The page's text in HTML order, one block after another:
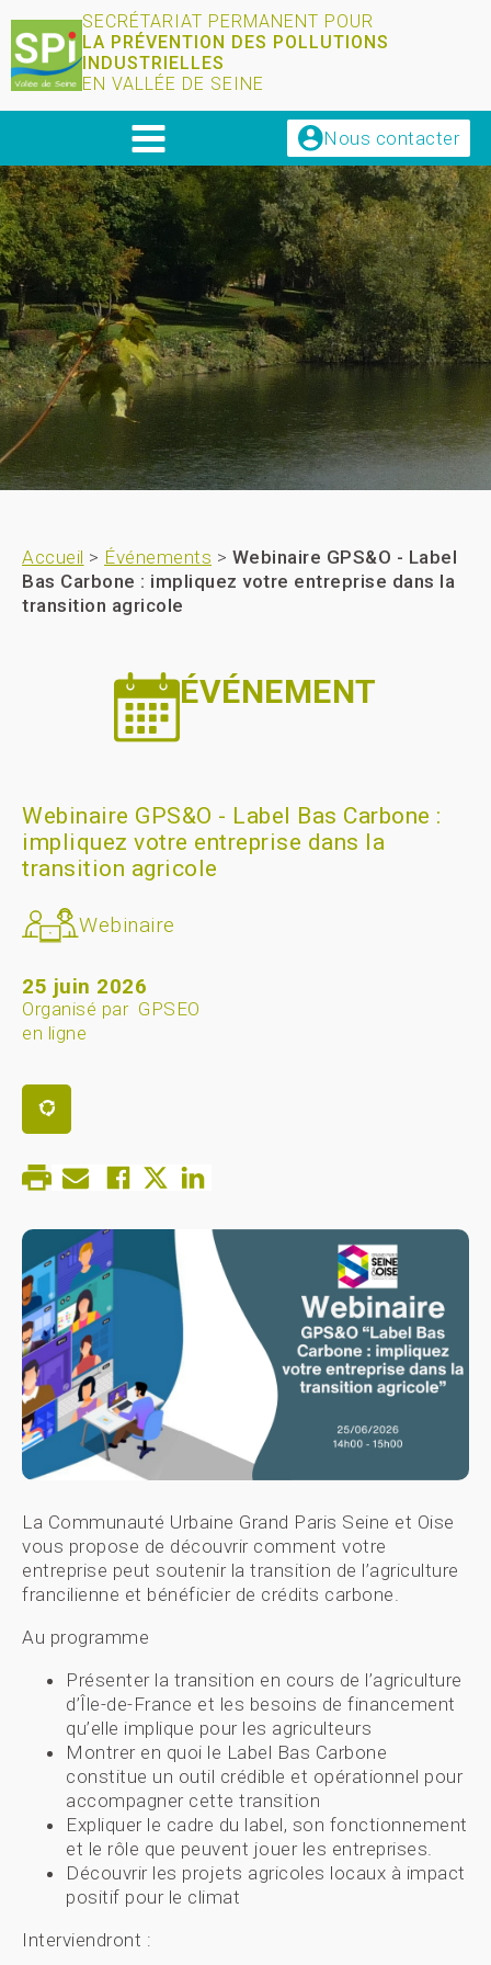
SECRÉTARIAT PERMANENT POUR
LA PRÉVENTION DES POLLUTIONS
INDUSTRIELLES
EN VALLÉE DE SEINE
Nous contacter
Accueil > Événements > Webinaire GPS&O - Label
Bas Carbone : impliquez votre entreprise dans la
transition agricole
ÉVÉNEMENT
Webinaire GPS&O - Label Bas Carbone :
impliquez votre entreprise dans la
transition agricole
Webinaire
25 juin 2026
Organisé par GPSEO
en ligne
La Communauté Urbaine Grand Paris Seine et Oise
vous propose de découvrir comment votre
entreprise peut soutenir la transition de l’agriculture
francilienne et bénéficier de crédits carbone.
Au programme
Présenter la transition en cours de l’agriculture
d’Île-de-France et les besoins de financement
qu’elle implique pour les agriculteurs
Montrer en quoi le Label Bas Carbone
constitue un outil crédible et opérationnel pour
accompagner cette transition
Expliquer le cadre du label, son fonctionnement
et le rôle que peuvent jouer les entreprises.
Découvrir les projets agricoles locaux à impact
positif pour le climat
Interviendront :